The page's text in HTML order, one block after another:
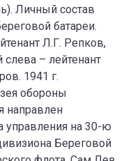
Личный состав
батареи.
Л.Г. Репков,
– лейтенант
1941 г.
обороны
направлен
управления на 30-ю
Береговой